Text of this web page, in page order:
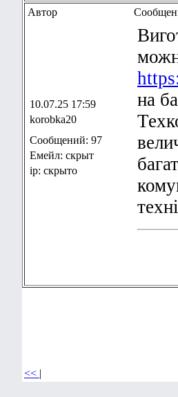
Автор
10.07.25 17:59
korobka20
Сообщений: 97
Емейл: скрыт
ip: скрыто
на
<< |